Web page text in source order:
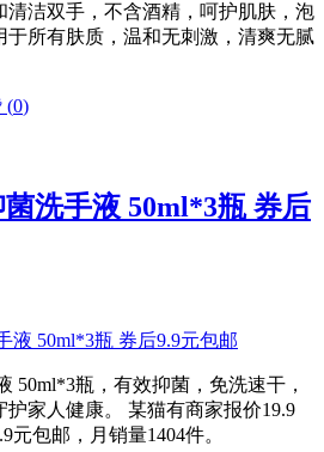
清洁双手，不含酒精，呵护肌肤，泡
于所有肤质，温和无刺激，清爽无腻
(0)
洗手液 50ml*3瓶 券后
50ml*3瓶，有效抑菌，免洗速干，
家人健康。 某猫有商家报价19.9
元包邮，月销量1404件。